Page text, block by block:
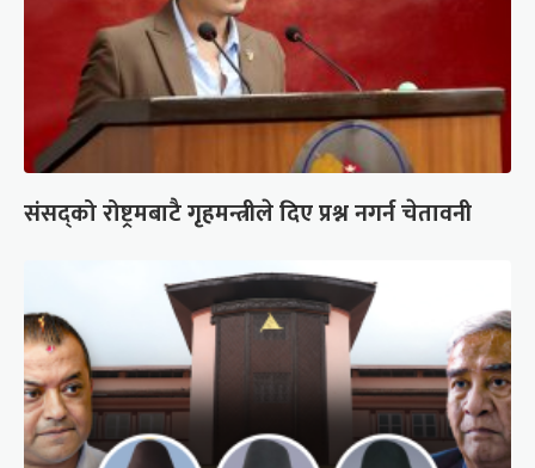
संसद्को रोष्ट्रमबाटै गृहमन्त्रीले दिए प्रश्न नगर्न चेतावनी